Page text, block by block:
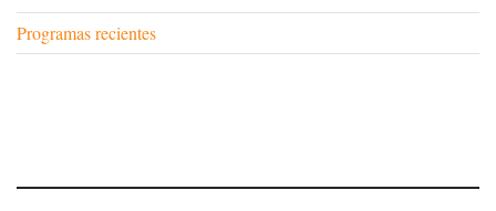
Programas recientes